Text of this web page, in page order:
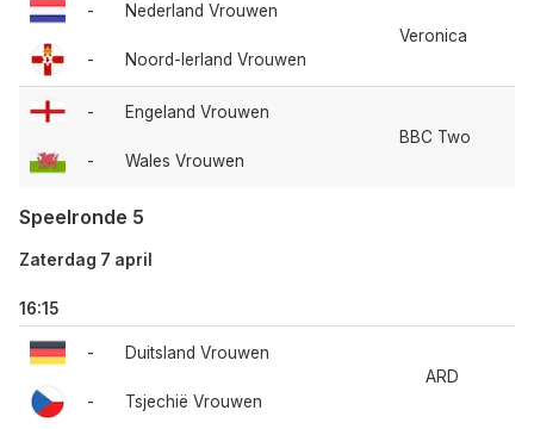
-
-
Nederland Vrouwen
Noord-Ierland Vrouwen
Veronica
-
-
Engeland Vrouwen
Wales Vrouwen
BBC Two
Speelronde 5
Zaterdag 7 april
16:15
-
-
Duitsland Vrouwen
Tsjechië Vrouwen
ARD